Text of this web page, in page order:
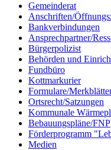
Gemeinderat
Anschriften/
Bankverbindungen
Ansprechpartner/
Bürgerpolizist
Behörden und
Fundbüro
Kottmarkurier
Formulare/
Ortsrecht/Satzungen
Kommunale
Bebauungspläne/FNP
Förderprogramm
Medien